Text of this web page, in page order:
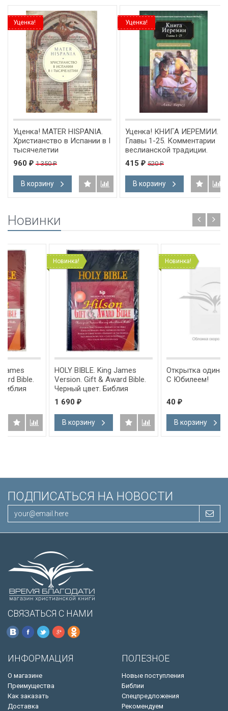
Уценка!
Уценка! MATER HISPANIA.
Христианство в Испании в I
тысячелетии
960 ₽ 1 350₽
В корзину
Уценка!
Уценка! КНИГА ИЕРЕМИИ.
Главы 1-25. Комментарии
веслианской традиции.
Алекс Воргез
415 ₽ 520₽
В корзину
Новинки
Новинка!
HOLY BIBLE. King James
Version. Gift & Award Bible.
Черный цвет. Библия
Короля Иакова на
английском языке.
Словарь, карты, закладка,
подарочная вкладка, слова
Иисуса выделены красным
В корзину
Новинка!
Открытка одинарная
С Юбилеем!
В корзину
ПОДПИСАТЬСЯ НА НОВОСТИ
СВЯЗАТЬСЯ С НАМИ
ИНФОРМАЦИЯ
О магазине
Преимущества
Как заказать
Доставка
ПОЛЕЗНОЕ
Новые поступления
Библии
Спецпредложения
Рекомендуем